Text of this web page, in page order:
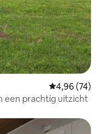
Gemiddelde
4,96 (74)
een prachtig uitzicht